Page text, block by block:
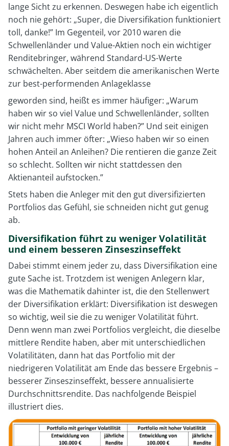
lange Sicht zu erkennen. Deswegen habe ich eigentlich
noch nie gehört: „Super, die Diversifikation funktioniert
toll, danke!” Im Gegenteil, vor 2010 waren die
Schwellenländer und Value-Aktien noch ein wichtiger
Renditebringer, während Standard-US-Werte
schwächelten. Aber seitdem die amerikanischen Werte
zur best-performenden Anlageklasse
geworden sind, heißt es immer häufiger: „Warum
haben wir so viel Value und Schwellenländer, sollten
wir nicht mehr MSCI World haben?” Und seit einigen
Jahren auch immer öfter: „Wieso haben wir so einen
hohen Anteil an Anleihen? Die rentieren die ganze Zeit
so schlecht. Sollten wir nicht stattdessen den
Aktienanteil aufstocken.”
Stets haben die Anleger mit den gut diversifizierten
Portfolios das Gefühl, sie schneiden nicht gut genug
ab.
Diversifikation führt zu weniger Volatilität
und einem besseren Zinseszinseffekt
Dabei stimmt einem jeder zu, dass Diversifikation eine
gute Sache ist. Trotzdem ist wenigen Anlegern klar,
was die Mathematik dahinter ist, die den Stellenwert
der Diversifikation erklärt: Diversifikation ist deswegen
so wichtig, weil sie die zu weniger Volatilität führt.
Denn wenn man zwei Portfolios vergleicht, die dieselbe
mittlere Rendite haben, aber mit unterschiedlichen
Volatilitäten, dann hat das Portfolio mit der
niedrigeren Volatilität am Ende das bessere Ergebnis –
besserer Zinseszinseffekt, bessere annualisierte
Durchschnittsrendite. Das nachfolgende Beispiel
illustriert dies.